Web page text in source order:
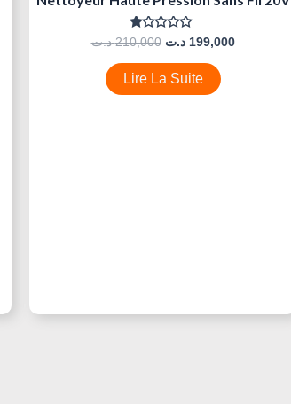
Note
Sur
5
210,000 د.ت 199,000 د.ت
Lire La Suite